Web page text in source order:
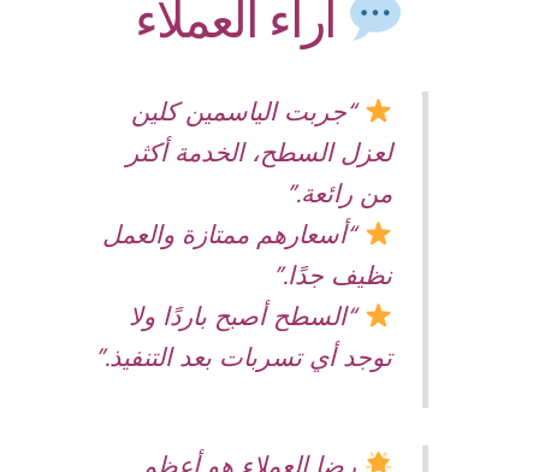
آراء العملاء
“جربت الياسمين كلين
لعزل السطح، الخدمة أكثر
من رائعة.”
“أسعارهم ممتازة والعمل
نظيف جدًا.”
“السطح أصبح باردًا ولا
توجد أي تسربات بعد التنفيذ.”
رضا العملاء هو أعظم